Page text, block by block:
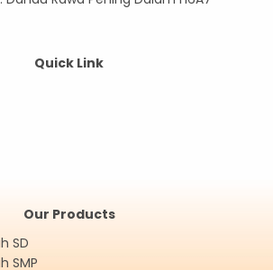
Quick Link
Our Products
SD
SMP